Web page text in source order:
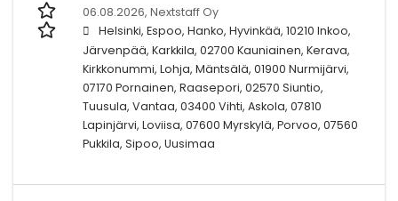
06.08.2026, Nextstaff Oy
Helsinki, Espoo, Hanko, Hyvinkää, 10210 Inkoo,
Järvenpää, Karkkila, 02700 Kauniainen, Kerava,
Kirkkonummi, Lohja, Mäntsälä, 01900 Nurmijärvi,
07170 Pornainen, Raasepori, 02570 Siuntio,
Tuusula, Vantaa, 03400 Vihti, Askola, 07810
Lapinjärvi, Loviisa, 07600 Myrskylä, Porvoo, 07560
Pukkila, Sipoo, Uusimaa